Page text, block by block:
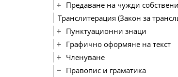
Предаване на чужди
Транслитерация (Закон за
Пунктуационни знаци
Графично оформяне на текст
Членуване
Правопис и граматика